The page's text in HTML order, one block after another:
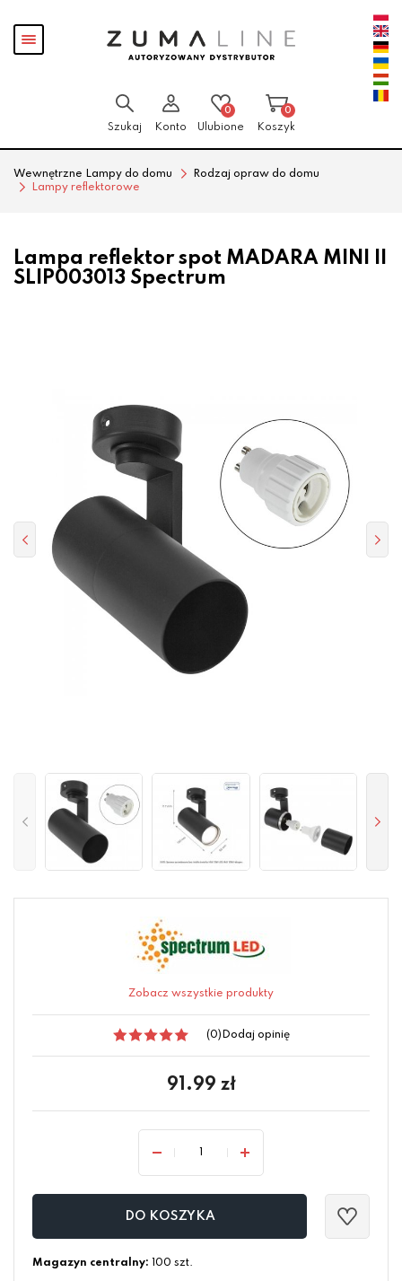
Pokaż
menu
Szukaj Konto
0
Ulubione
0
Koszyk
Wewnętrzne Lampy do domu
Rodzaj opraw do domu
Lampy reflektorowe
Lampa reflektor spot MADARA MINI II
SLIP003013 Spectrum
Zobacz wszystkie produkty
(0) Dodaj opinię
91.99 zł
DO KOSZYKA
Magazyn centralny: 100 szt.